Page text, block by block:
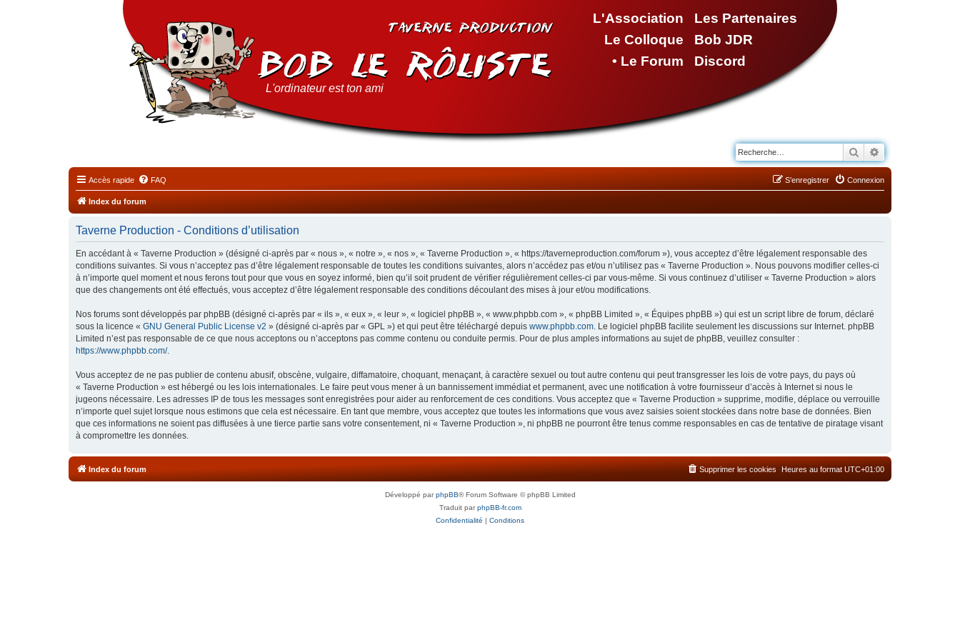
L'Association
Le Colloque
• Le Forum
Les Partenaires
Bob JDR
Discord
L'ordinateur est ton ami
Rechercher
Accès rapide FAQ Connexion
S’enregistrer
Index du forum
Taverne Production - Conditions d’utilisation
En accédant à « Taverne Production » (désigné ci-après par « nous », « notre », « nos », « Taverne Production », « https://taverneproduction.com/forum »), vous acceptez d’être légalement responsable des
conditions suivantes. Si vous n’acceptez pas d’être légalement responsable de toutes les conditions suivantes, alors n’accédez pas et/ou n’utilisez pas « Taverne Production ». Nous pouvons modifier celles-ci
à n’importe quel moment et nous ferons tout pour que vous en soyez informé, bien qu’il soit prudent de vérifier régulièrement celles-ci par vous-même. Si vous continuez d’utiliser « Taverne Production » alors
que des changements ont été effectués, vous acceptez d’être légalement responsable des conditions découlant des mises à jour et/ou modifications.
Nos forums sont développés par phpBB (désigné ci-après par « ils », « eux », « leur », « logiciel phpBB », « www.phpbb.com », « phpBB Limited », « Équipes phpBB ») qui est un script libre de forum, déclaré
sous la licence « GNU General Public License v2 » (désigné ci-après par « GPL ») et qui peut être téléchargé depuis www.phpbb.com. Le logiciel phpBB facilite seulement les discussions sur Internet. phpBB
Limited n’est pas responsable de ce que nous acceptons ou n’acceptons pas comme contenu ou conduite permis. Pour de plus amples informations au sujet de phpBB, veuillez consulter :
https://www.phpbb.com/.
Vous acceptez de ne pas publier de contenu abusif, obscène, vulgaire, diffamatoire, choquant, menaçant, à caractère sexuel ou tout autre contenu qui peut transgresser les lois de votre pays, du pays où
« Taverne Production » est hébergé ou les lois internationales. Le faire peut vous mener à un bannissement immédiat et permanent, avec une notification à votre fournisseur d’accès à Internet si nous le
jugeons nécessaire. Les adresses IP de tous les messages sont enregistrées pour aider au renforcement de ces conditions. Vous acceptez que « Taverne Production » supprime, modifie, déplace ou verrouille
n’importe quel sujet lorsque nous estimons que cela est nécessaire. En tant que membre, vous acceptez que toutes les informations que vous avez saisies soient stockées dans notre base de données. Bien
que ces informations ne soient pas diffusées à une tierce partie sans votre consentement, ni « Taverne Production », ni phpBB ne pourront être tenus comme responsables en cas de tentative de piratage visant
à compromettre les données.
Index du forum Heures au format UTC+01:00
Supprimer les cookies
Développé parphpBB® Forum Software © phpBB Limited
Traduit parphpBB-fr.com
Confidentialité | Conditions